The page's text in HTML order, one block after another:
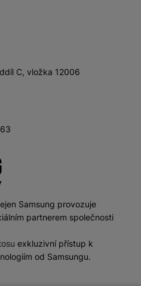
C, vložka 12006
Samsung provozuje
partnerem společnosti
exkluzivní přístup k
od Samsungu.